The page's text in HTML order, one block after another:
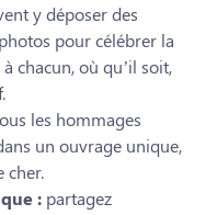
y déposer des
pour célébrer la
chacun, où qu’il soit,
les hommages
un ouvrage unique,
cher.
: partagez